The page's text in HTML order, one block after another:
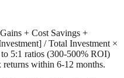
+ Cost Savings +
/ Total Investment ×
5:1 ratios (300-500% ROI)
within 6-12 months.